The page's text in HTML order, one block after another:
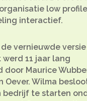
low
interactief.
vernieuwde versie
11 jaar lang
door Maurice
Oever. Wilma
bedrijf te starten